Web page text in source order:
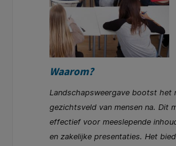
Waarom?
Landschapsweergave bootst het
gezichtsveld van mensen na. Dit
effectief voor meeslepende
en zakelijke presentaties. Het